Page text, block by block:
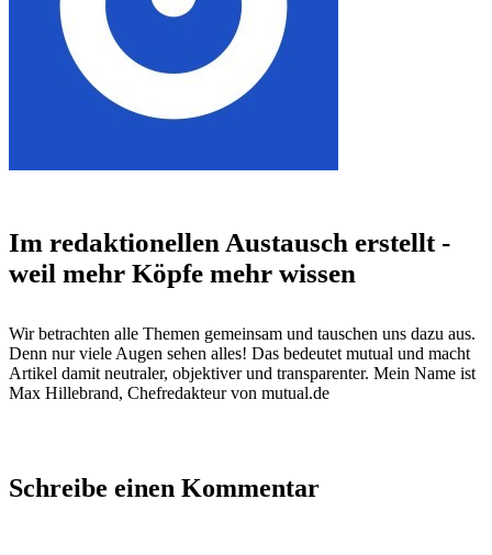
Im redaktionellen Austausch erstellt -
weil mehr Köpfe mehr wissen
Wir betrachten alle Themen gemeinsam und tauschen uns dazu aus.
Denn nur viele Augen sehen alles! Das bedeutet mutual und macht
Artikel damit neutraler, objektiver und transparenter. Mein Name ist
Max Hillebrand, Chefredakteur von mutual.de
Schreibe einen Kommentar